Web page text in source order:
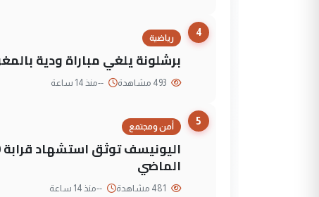
4
رياضية
برشلونة يلغي مباراة ودية
--منذ 14 ساعة
5
أمن ومجتمع
الماضي
--منذ 14 ساعة